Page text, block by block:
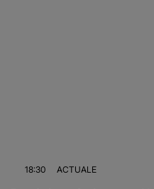
18:30 ACTUALE